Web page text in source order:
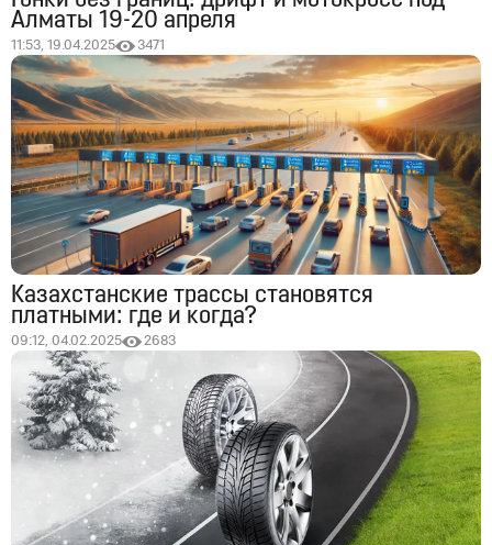
Алматы 19-20 апреля
11:53, 19.04.2025 3471
Казахстанские трассы становятся
платными: где и когда?
09:12, 04.02.2025 2683